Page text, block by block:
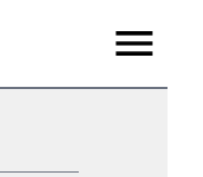
Menu